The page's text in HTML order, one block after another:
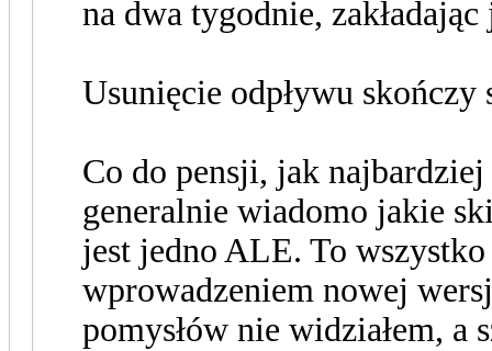
na dwa tygodnie,
Usunięcie odpływu skończy
Co do pensji, jak
generalnie wiadomo jakie
jest jedno ALE. To
wprowadzeniem nowej
pomysłów nie widziałem, a